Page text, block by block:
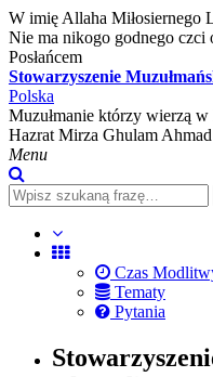
W imię Allaha Miłosiernego
Nie ma nikogo godnego czci
Posłańcem
Stowarzyszenie
Polska
Muzułmanie którzy wierzą w
Hazrat Mirza Ghulam
Menu
Czas
Tematy
Pytania